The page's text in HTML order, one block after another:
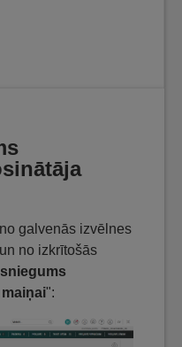
galvenās izvēlnes
no izkrītošās
":